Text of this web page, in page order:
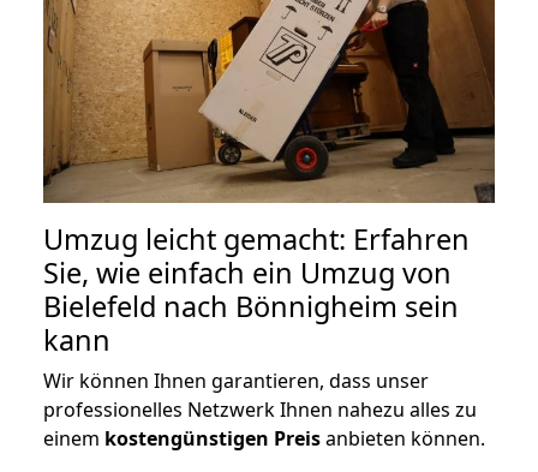
Umzug leicht gemacht: Erfahren
Sie, wie einfach ein Umzug von
Bielefeld nach Bönnigheim sein
kann
Wir können Ihnen garantieren, dass unser
professionelles Netzwerk Ihnen nahezu alles zu
einem kostengünstigen Preisanbieten können.